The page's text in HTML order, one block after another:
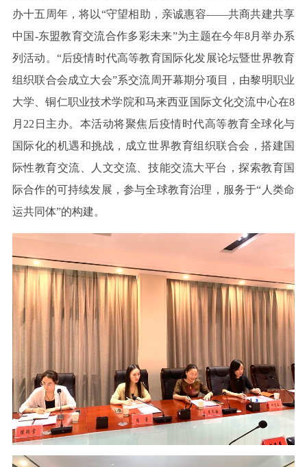
办十五周年，将以“守望相助，亲诚惠容——共商共建共享
中国-东盟教育交流合作多彩未来”为主题在今年8月举办系
列活动。“后疫情时代高等教育国际化发展论坛暨世界教育
组织联合会成立大会”系交流周开幕期分项目，由黎明职业
大学、铜仁职业技术学院和马来西亚国际文化交流中心在8
月22日主办。本活动将聚焦后疫情时代高等教育全球化与
国际化的机遇和挑战，成立世界教育组织联合会，搭建国
际性教育交流、人文交流、技能交流大平台，探索教育国
际合作的可持续发展，参与全球教育治理，服务于“人类命
运共同体”的构建。